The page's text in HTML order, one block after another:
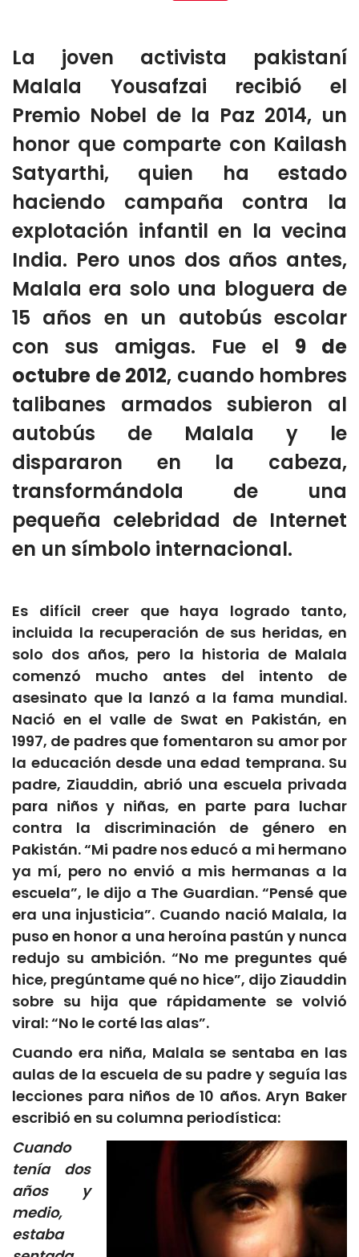
La joven activista pakistaní
Malala Yousafzai recibió el
Premio Nobel de la Paz 2014, un
honor que comparte con Kailash
Satyarthi, quien ha estado
haciendo campaña contra la
explotación infantil en la vecina
India. Pero unos dos años antes,
Malala era solo una bloguera de
15 años en un autobús escolar
con sus amigas. Fue el 9 de
octubre de 2012, cuando hombres
talibanes armados subieron al
autobús de Malala y le
dispararon en la cabeza,
transformándola de una
pequeña celebridad de Internet
en un símbolo internacional.
Es difícil creer que haya logrado tanto,
incluida la recuperación de sus heridas, en
solo dos años, pero la historia de Malala
comenzó mucho antes del intento de
asesinato que la lanzó a la fama mundial.
Nació en el valle de Swat en Pakistán, en
1997, de padres que fomentaron su amor por
la educación desde una edad temprana. Su
padre, Ziauddin, abrió una escuela privada
para niños y niñas, en parte para luchar
contra la discriminación de género en
Pakistán. “Mi padre nos educó a mi hermano
ya mí, pero no envió a mis hermanas a la
escuela”, le dijo a The Guardian. “Pensé que
era una injusticia”. Cuando nació Malala, la
puso en honor a una heroína pastún y nunca
redujo su ambición. “No me preguntes qué
hice, pregúntame qué no hice”, dijo Ziauddin
sobre su hija que rápidamente se volvió
viral: “No le corté las alas”.
Cuando era niña, Malala se sentaba en las
aulas de la escuela de su padre y seguía las
lecciones para niños de 10 años. Aryn Baker
escribió en su columna periodística:
Cuando
tenía dos
años y
medio,
estaba